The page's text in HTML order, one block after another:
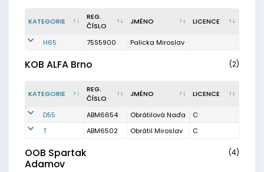
KATEGORIE
REG.
ČÍSLO
JMÉNO LICENCE
H65 75S5900 Palicka Miroslav
KOB ALFA Brno (2)
KATEGORIE
REG.
ČÍSLO
JMÉNO LICENCE
D55 ABM6654 Obrátilová Naďa
C
T
ABM6502 Obrátil Miroslav C
OOB Spartak
Adamov
(4)